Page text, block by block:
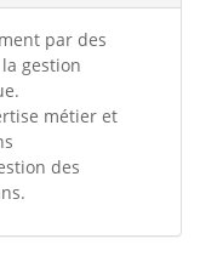
par des
gestion
métier et
des